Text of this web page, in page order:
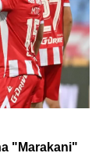
"Marakani"